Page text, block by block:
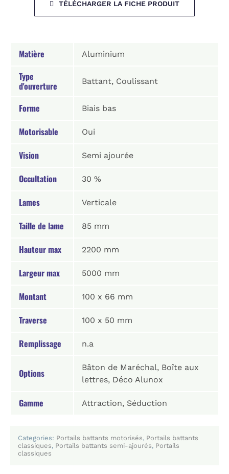
TÉLÉCHARGER LA FICHE PRODUIT
Matière Aluminium
Type
d'ouverture Battant, Coulissant
Forme Biais bas
Motorisable Oui
Vision Semi ajourée
Occultation 30 %
Lames Verticale
Taille de lame 85 mm
Hauteur max 2200 mm
Largeur max 5000 mm
Montant 100 x 66 mm
Traverse 100 x 50 mm
Remplissage n.a
Options
Bâton de Maréchal, Boîte aux
lettres, Déco Alunox
Gamme Attraction, Séduction
Categories: Portails battants motorisés, Portails battants
classiques, Portails battants semi-ajourés, Portails
classiques